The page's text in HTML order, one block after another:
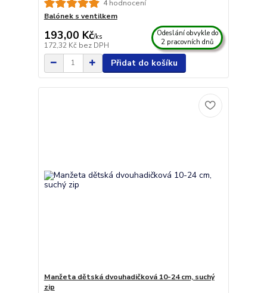
4 hodnocení
Balónek s ventilkem
193,00 Kč/ks
172,32 Kč bez DPH
Odeslání obvykle do
2 pracovních dnů
Přidat do košíku
Manžeta dětská dvouhadičková 10-24 cm, suchý
zip